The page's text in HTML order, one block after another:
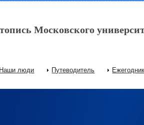
Московского
Наши люди Путеводитель